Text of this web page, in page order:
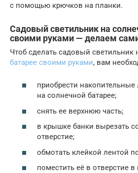
с помощью крючков на планки.
Садовый светильник на
своими руками — делаем
Чтоб сделать садовый светильник
батарее своими руками, вам
приобрести
на солнечной батарее;
снять ее верхнюю часть;
в крышке банки вырезать
отверстие;
обмотать клейкой лентой
поместить её в отверстие